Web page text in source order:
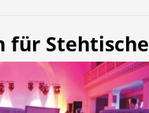
für Stehtische